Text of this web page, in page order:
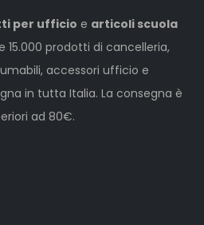
per ufficio e articoli scuola
15.000 prodotti di cancelleria,
accessori ufficio e
in tutta Italia. La consegna è
ad 80€.